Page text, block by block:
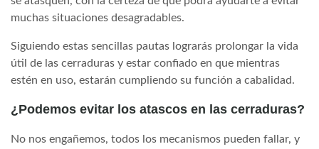
muchas situaciones desagradables.
Siguiendo estas sencillas pautas lograrás prolongar la vida
útil de las cerraduras y estar confiado en que mientras
estén en uso, estarán cumpliendo su función a cabalidad.
¿Podemos evitar los atascos en las cerraduras?
No nos engañemos, todos los mecanismos pueden fallar, y